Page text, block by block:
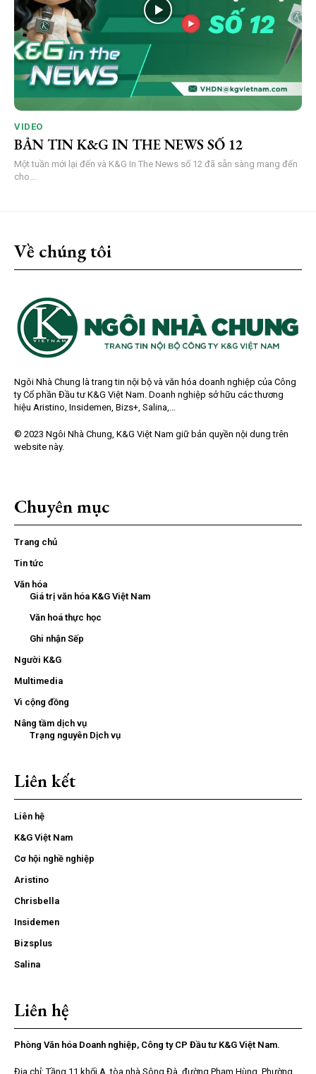
VIDEO
BẢN TIN K&G IN THE NEWS SỐ 12
Một tuần mới lại đến và K&G In The News số 12 đã sẵn sàng mang đến
cho...
Về chúng tôi
Ngôi Nhà Chung là trang tin nội bộ và văn hóa doanh nghiệp của Công
ty Cổ phần Đầu tư K&G Việt Nam. Doanh nghiệp sở hữu các thương
hiệu Aristino, Insidemen, Bizs+, Salina,...
© 2023 Ngôi Nhà Chung, K&G Việt Nam giữ bản quyền nội dung trên
website này.
Chuyên mục
Trang chủ
Tin tức
Văn hóa
Giá trị văn hóa K&G Việt Nam
Văn hoá thực học
Ghi nhận Sếp
Người K&G
Multimedia
Vì cộng đồng
Nâng tầm dịch vụ
Trạng nguyên Dịch vụ
Liên kết
Liên hệ
K&G Việt Nam
Cơ hội nghề nghiệp
Aristino
Chrisbella
Insidemen
Bizsplus
Salina
Liên hệ
Phòng Văn hóa Doanh nghiệp, Công ty CP Đầu tư K&G Việt Nam.
Địa chỉ: Tầng 11 khối A, tòa nhà Sông Đà, đường Phạm Hùng, Phường